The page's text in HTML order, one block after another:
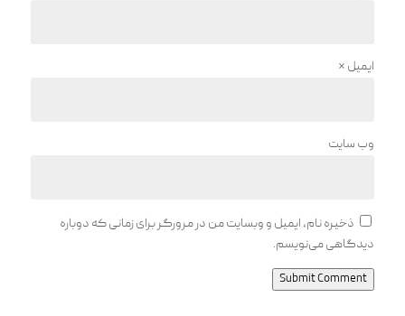
ایمیل *
وب‌ سایت
ذخیره نام، ایمیل و وبسایت من در مرورگر برای زمانی که دوباره
دیدگاهی می‌نویسم.
Submit Comment